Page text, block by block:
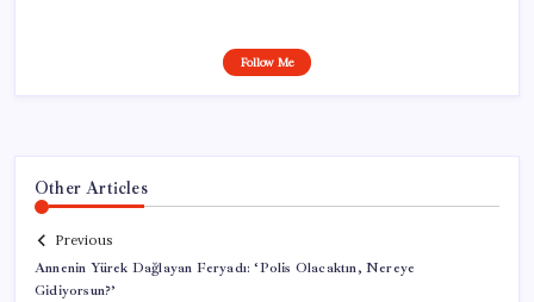
Follow Me
Other Articles
Previous
Annenin Yürek Dağlayan Feryadı: ‘Polis Olacaktın, Nereye
Gidiyorsun?’